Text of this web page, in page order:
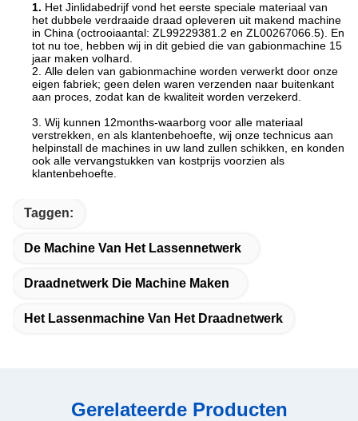
1. Het Jinlidabedrijf vond het eerste speciale materiaal van
het dubbele verdraaide draad opleveren uit makend machine
in China (octrooiaantal: ZL99229381.2 en ZL00267066.5). En
tot nu toe, hebben wij in dit gebied die van gabionmachine 15
jaar maken volhard.
2. Alle delen van gabionmachine worden verwerkt door onze
eigen fabriek; geen delen waren verzenden naar buitenkant
aan proces, zodat kan de kwaliteit worden verzekerd.
3. Wij kunnen 12months-waarborg voor alle materiaal
verstrekken, en als klantenbehoefte, wij onze technicus aan
helpinstall de machines in uw land zullen schikken, en konden
ook alle vervangstukken van kostprijs voorzien als
klantenbehoefte.
Taggen:
De Machine Van Het Lassennetwerk
Draadnetwerk Die Machine Maken
Het Lassenmachine Van Het Draadnetwerk
Gerelateerde Producten